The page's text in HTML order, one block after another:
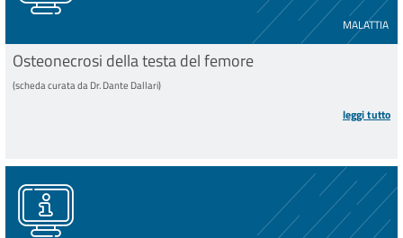
MALATTIA
Osteonecrosi della testa del femore
(scheda curata da Dr. Dante Dallari)
leggi tutto